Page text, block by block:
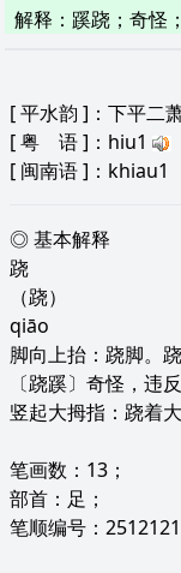
解释 ： 蹊跷；奇怪
[平水韵 ]：下平二
[粤 语]：hiu1
[ 闽南语]：khiau1
◎ 基本解释
跷
（跷）
qiāo
脚向上抬：跷脚。跷
〔跷蹊〕奇怪，违
竖起大拇指：跷着
笔画数：13；
部首：足；
笔顺编号：